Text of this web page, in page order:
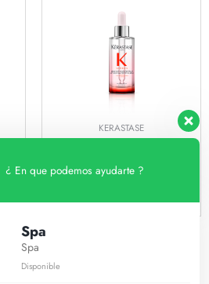
KERASTASE
Fortifiant – Genesis
640 Urb. Santa Catalina
01-204-6100
¿ En que podemos ayudarte ?
Spa
Spa
Disponible